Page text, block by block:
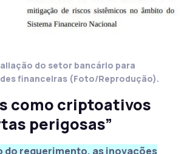
do setor bancário para
financeiras (Foto/Reprodução).
como criptoativos
perigosas”
do requerimento, as inovações